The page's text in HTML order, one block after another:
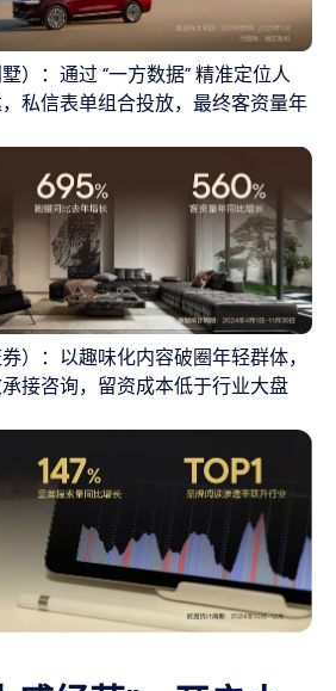
）：通过 “一方数据” 精准定位人
私信表单组合投放，最终客资量年
）：以趣味化内容破圈年轻群体，
接咨询，留资成本低于行业大盘